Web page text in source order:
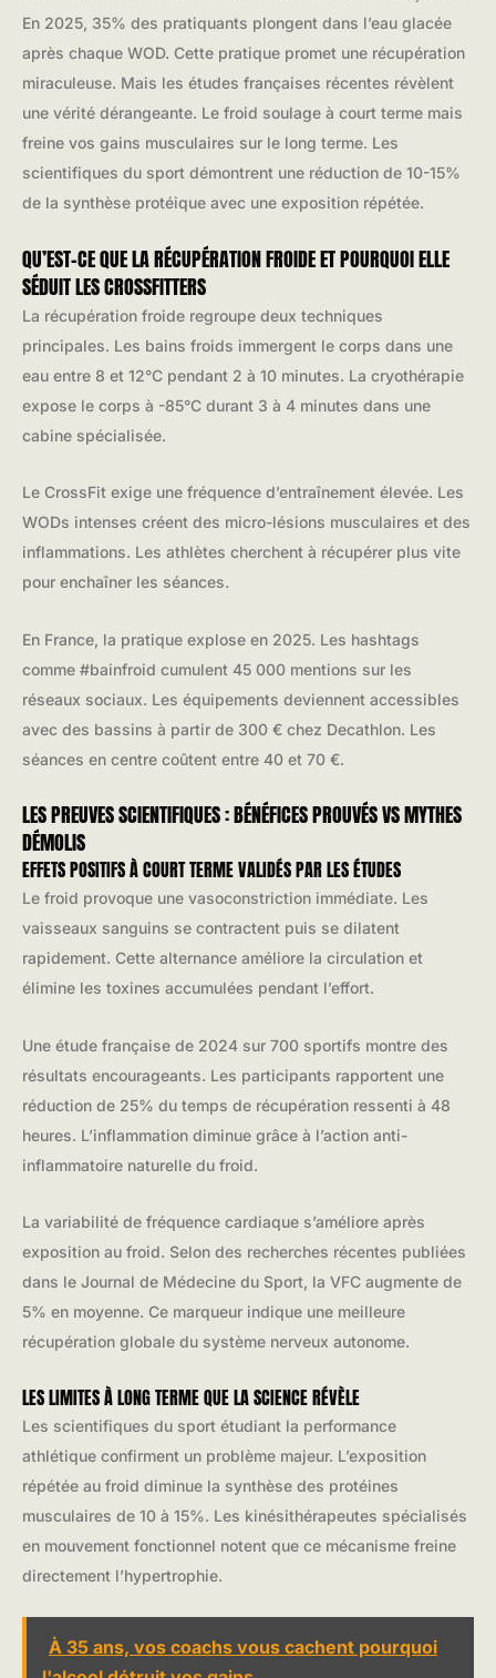
En 2025, 35% des pratiquants plongent dans l’eau glacée
après chaque WOD. Cette pratique promet une récupération
miraculeuse. Mais les études françaises récentes révèlent
une vérité dérangeante. Le froid soulage à court terme mais
freine vos gains musculaires sur le long terme. Les
scientifiques du sport démontrent une réduction de 10-15%
de la synthèse protéique avec une exposition répétée.
QU’EST-CE QUE LA RÉCUPÉRATION FROIDE ET POURQUOI ELLE
SÉDUIT LES CROSSFITTERS
La récupération froide regroupe deux techniques
principales. Les bains froids immergent le corps dans une
eau entre 8 et 12°C pendant 2 à 10 minutes. La cryothérapie
expose le corps à -85°C durant 3 à 4 minutes dans une
cabine spécialisée.
Le CrossFit exige une fréquence d’entraînement élevée. Les
WODs intenses créent des micro-lésions musculaires et des
inflammations. Les athlètes cherchent à récupérer plus vite
pour enchaîner les séances.
En France, la pratique explose en 2025. Les hashtags
comme #bainfroid cumulent 45 000 mentions sur les
réseaux sociaux. Les équipements deviennent accessibles
avec des bassins à partir de 300 € chez Decathlon. Les
séances en centre coûtent entre 40 et 70 €.
LES PREUVES SCIENTIFIQUES : BÉNÉFICES PROUVÉS VS MYTHES
DÉMOLIS
EFFETS POSITIFS À COURT TERME VALIDÉS PAR LES ÉTUDES
Le froid provoque une vasoconstriction immédiate. Les
vaisseaux sanguins se contractent puis se dilatent
rapidement. Cette alternance améliore la circulation et
élimine les toxines accumulées pendant l’effort.
Une étude française de 2024 sur 700 sportifs montre des
résultats encourageants. Les participants rapportent une
réduction de 25% du temps de récupération ressenti à 48
heures. L’inflammation diminue grâce à l’action anti-
inflammatoire naturelle du froid.
La variabilité de fréquence cardiaque s’améliore après
exposition au froid. Selon des recherches récentes publiées
dans le Journal de Médecine du Sport, la VFC augmente de
5% en moyenne. Ce marqueur indique une meilleure
récupération globale du système nerveux autonome.
LES LIMITES À LONG TERME QUE LA SCIENCE RÉVÈLE
Les scientifiques du sport étudiant la performance
athlétique confirment un problème majeur. L’exposition
répétée au froid diminue la synthèse des protéines
musculaires de 10 à 15%. Les kinésithérapeutes spécialisés
en mouvement fonctionnel notent que ce mécanisme freine
directement l’hypertrophie.
À 35 ans, vos coachs vous cachent pourquoi